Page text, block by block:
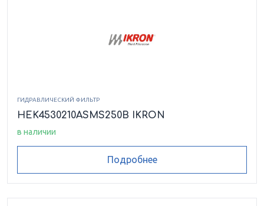
HEK8520080ASFG003HCB
HEK8520080ASFG006LCB
HEK8520080ASFG025HCB
ГИДРАВЛИЧЕСКИЙ ФИЛЬТР
HEK4530210ASMS250B IKRON
в наличии
Подробнее